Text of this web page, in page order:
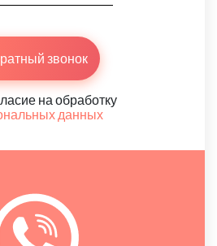
звонок
на обработку
данных